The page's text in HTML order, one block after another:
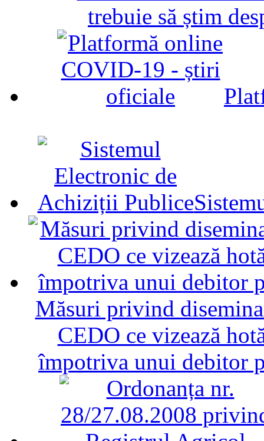
trebuie să știm
Măsuri privind
CEDO ce vizează
împotriva unui debitor